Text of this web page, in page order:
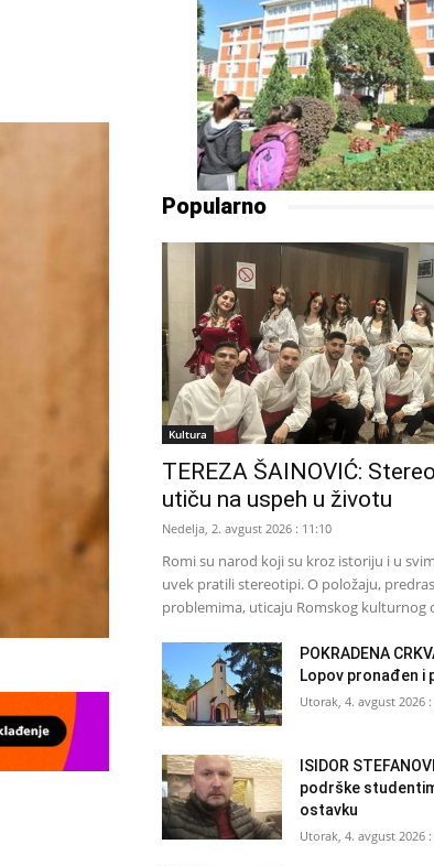
Popularno
Kultura
TEREZA ŠAINOVIĆ:
utiču na uspeh u životu
Nedelja, 2. avgust 2026 : 11:10
Romi su narod koji su kroz istoriju i u
uvek pratili stereotipi. O položaju,
problemima, uticaju Romskog kulturnog
POKRADENA
Lopov pronađen i
Utorak, 4. avgust 2026 :
ISIDOR
podrške
ostavku
Utorak, 4. avgust 2026 :